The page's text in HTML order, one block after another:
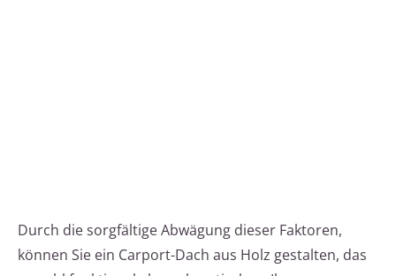
Durch die sorgfältige Abwägung dieser Faktoren,
können Sie ein Carport-Dach aus Holz gestalten, das